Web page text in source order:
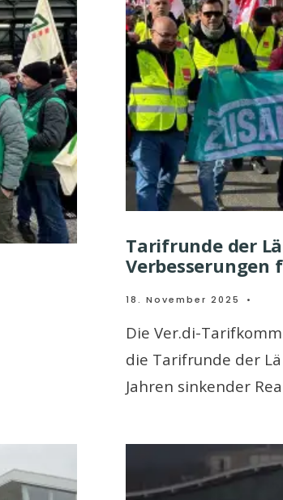
Tarifrunde der
Verbesserungen
18. November 2025 •
Die Ver.di-
die Tarifrunde der
Jahren sinkender